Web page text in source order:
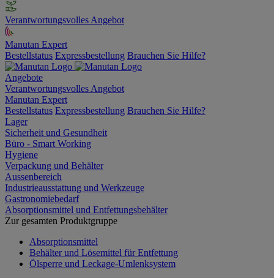
Verantwortungsvolles Angebot
Manutan Expert
Bestellstatus Expressbestellung Brauchen Sie Hilfe?
Angebote
Verantwortungsvolles Angebot
Manutan Expert
Bestellstatus Expressbestellung Brauchen Sie Hilfe?
Lager
Sicherheit und Gesundheit
Büro - Smart Working
Hygiene
Verpackung und Behälter
Aussenbereich
Industrieausstattung und Werkzeuge
Gastronomiebedarf
Absorptionsmittel und Entfettungsbehälter
Zur gesamten Produktgruppe
Absorptionsmittel
Behälter und Lösemittel für Entfettung
Ölsperre und Leckage-Umlenksystem